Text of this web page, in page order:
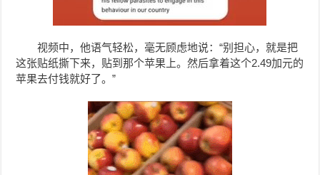
视频中，他语气轻松，毫无顾虑地说：“别担心，就是把
这张贴纸撕下来，贴到那个苹果上。然后拿着这个2.49加元的
苹果去付钱就好了。”